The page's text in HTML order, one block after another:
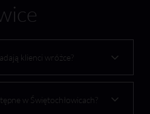
klienci wróżce?
w Świętochłowicach?